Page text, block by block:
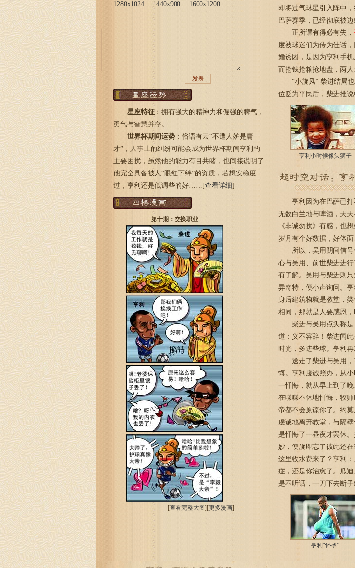
1280x1024
1440x900 1600x1200
星座特征：拥有强大的精神力和倔强的脾气，
勇气与智慧并存。
世界杯期间运势 ：俗语有云“不遭人妒是庸
才”，人事上的纠纷可能会成为世界杯期间亨利的
主要困扰，虽然他的能力有目共睹，也间接说明了
他完全具备被人“眼红下绊”的资质，若想安稳度
过，亨利还是低调些的好……[查看详细]
第十期：交换职业
[查看完整大图][更多漫画]
即将过气球星引入阵中
巴萨赛季，已经彻底被边
正所谓有得必有失，
度被球迷们为传为佳话
婚诱因，是因为亨利手
而抢钱抢粮抢地盘，两
“小旋风” 柴进结局也
位贬为平民后，柴进推
亨利小时候像头狮子
亨利因为在巴萨已打
无数白兰地与啤酒，天
《非诚勿扰》有感，也
岁月有个好数据，好体面
所以，吴用阴间信号
心与吴用、前世柴进进
有了解。吴用与柴进则
异奇特，便小声询问。
身后建筑物就是教堂，
相同，那就是人要感恩，
柴进与吴用点头称是
道：义不容辞！柴进闻
时光，多进些球。亨利再
送走了柴进与吴用，
悔。亨利虔诚照办，从
一忏悔，就从早上到了
在喋喋不休地忏悔，牧
帝都不会原谅你了。约
虔诚地离开教堂，与隔
是忏悔了一昼夜才罢休
妙，便旋即忘了彼此还
这里收水费来了？亨利
症，还是你治愈了。瓜
是不听话，一刀下去断
亨利“怀孕”